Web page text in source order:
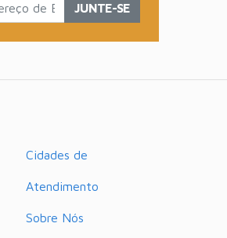
JUNTE-SE
Cidades de
Atendimento
Sobre Nós